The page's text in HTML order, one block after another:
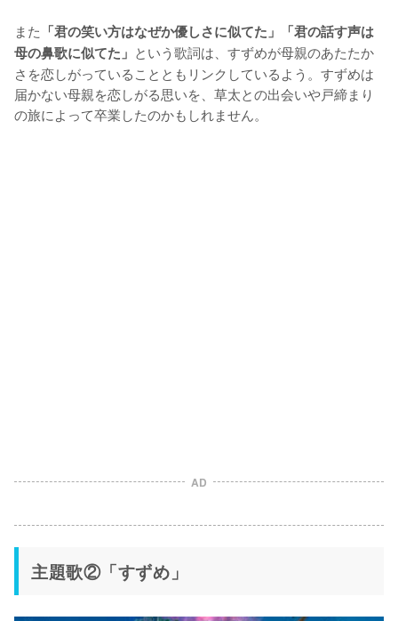
また 「君の笑い方はなぜか優しさに似てた」「君の話す声は
母の鼻歌に似てた」 という歌詞は、すずめが母親のあたたか
さを恋しがっていることともリンクしているよう。すずめは
届かない母親を恋しがる思いを、草太との出会いや戸締まり
の旅によって卒業したのかもしれません。
AD
主題歌②「すずめ」